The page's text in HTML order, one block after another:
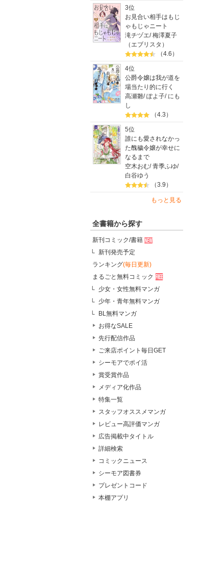
3位
お見合い相手はもじ
ゃもじゃニート
滝チヅエ/梅澤夏子
（エブリスタ）
（4.6）
4位
公爵令嬢は我が道を
場当たり的に行く
高瀬雛/ぽよ子/ にも
し
（4.3）
5位
誰にも愛されなかっ
た醜穢令嬢が幸せに
なるまで
空木おむ/青季ふゆ/
白谷ゆう
（3.9）
もっと見る
全書籍から探す
新刊コミック/書籍
新刊発売予定
ランキング(毎日更新)
まるごと無料コミック
少女・女性無料マンガ
少年・青年無料マンガ
BL無料マンガ
お得なSALE
先行配信作品
ご来店ポイント毎日GET
シーモアでポイ活
賞受賞作品
メディア化作品
特集一覧
スタッフオススメマンガ
レビュー高評価マンガ
広告掲載中タイトル
詳細検索
コミックニュース
シーモア図書券
プレゼントコード
本棚アプリ